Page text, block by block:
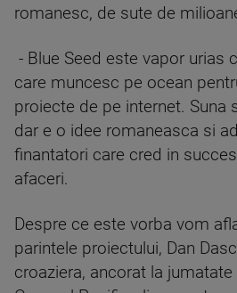
romanesc, de sute de
- Blue Seed este vapor urias
care muncesc pe ocean
proiecte de pe internet. Suna
dar e o idee romaneasca si
finantatori care cred in
afaceri.
Despre ce este vorba vom
parintele proiectului, Dan
croaziera, ancorat la